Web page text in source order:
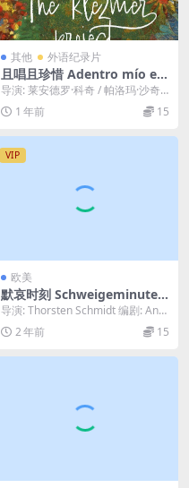
其他 外语纪录片
且唱且珍惜 Adentro mío est
oy bailando (2023)
导演: 莱安德罗·科奇 / 帕洛玛·沙奇
曼 编剧: 莱安德罗·科奇 / 帕洛玛·...
1 年前 15
VIP
欧美
默哀时刻 Schweigeminute
(2016)
导演: Thorsten Schmidt 编剧: Andr
é Georgi / ...
2 年前 15